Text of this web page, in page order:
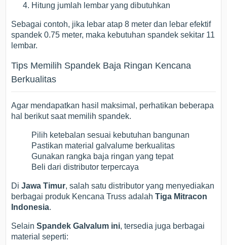
Hitung jumlah lembar yang dibutuhkan
Sebagai contoh, jika lebar atap 8 meter dan lebar efektif
spandek 0.75 meter, maka kebutuhan spandek sekitar 11
lembar.
Tips Memilih Spandek Baja Ringan Kencana
Berkualitas
Agar mendapatkan hasil maksimal, perhatikan beberapa
hal berikut saat memilih spandek.
Pilih ketebalan sesuai kebutuhan bangunan
Pastikan material galvalume berkualitas
Gunakan rangka baja ringan yang tepat
Beli dari distributor terpercaya
DiJawa Timur, salah satu distributor yang menyediakan
berbagai produk Kencana Truss adalahTiga Mitracon
Indonesia.
SelainSpandek Galvalum ini, tersedia juga berbagai
material seperti: